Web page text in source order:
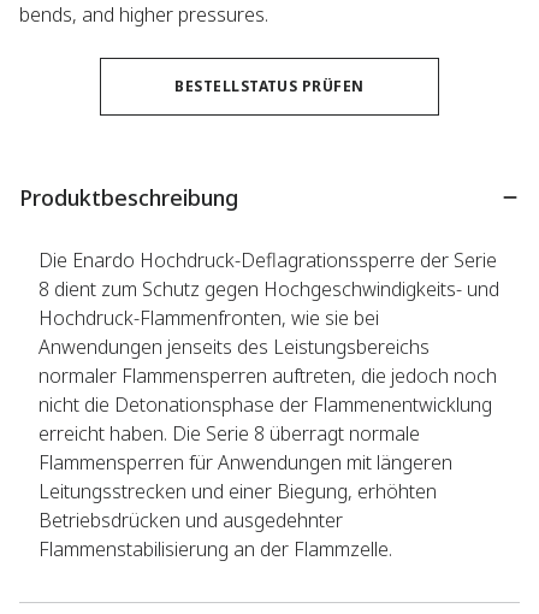
bends, and higher pressures.
BESTELLSTATUS PRÜFEN
Produktbeschreibung
Die Enardo Hochdruck-Deflagrationssperre der Serie
8 dient zum Schutz gegen Hochgeschwindigkeits- und
Hochdruck-Flammenfronten, wie sie bei
Anwendungen jenseits des Leistungsbereichs
normaler Flammensperren auftreten, die jedoch noch
nicht die Detonationsphase der Flammenentwicklung
erreicht haben. Die Serie 8 überragt normale
Flammensperren für Anwendungen mit längeren
Leitungsstrecken und einer Biegung, erhöhten
Betriebsdrücken und ausgedehnter
Flammenstabilisierung an der Flammzelle.